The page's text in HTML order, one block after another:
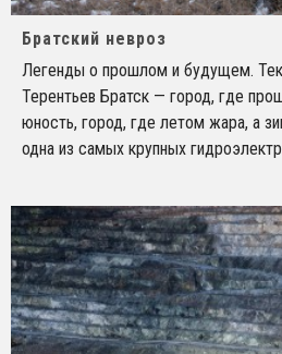
Братский невроз
Легенды о прошлом и будущем.
Терентьев Братск — город, где
юность, город, где летом жара, а
одна из самых крупных